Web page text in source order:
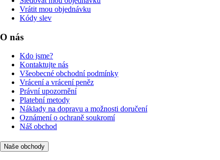
Vrátit mou objednávku
Kódy slev
O nás
Kdo jsme?
Kontaktujte nás
Všeobecné obchodní podmínky
Vrácení a vrácení peněz
Právní upozornění
Platební metody
Náklady na dopravu a možnosti doručení
Oznámení o ochraně soukromí
Náš obchod
Naše obchody